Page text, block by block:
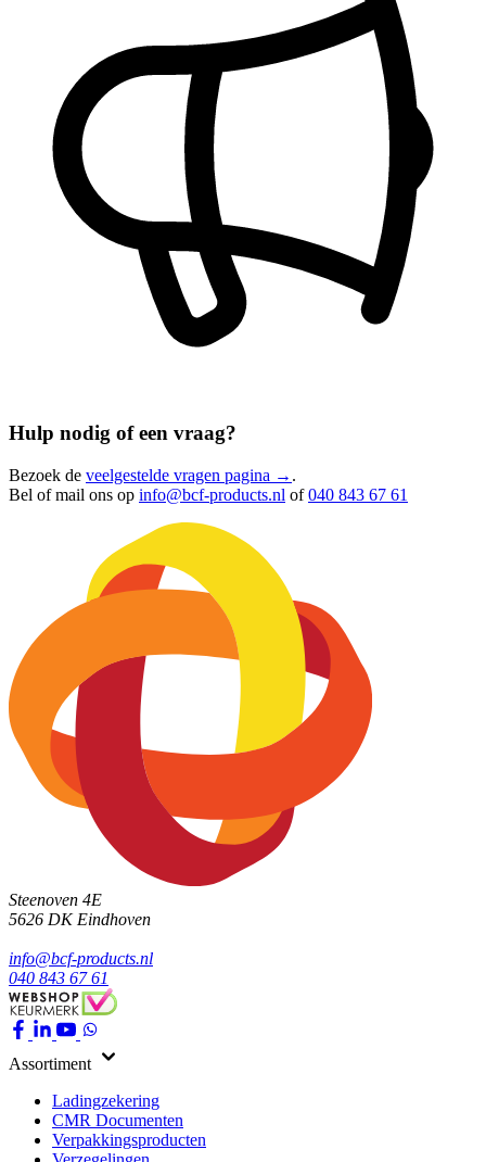
Hulp nodig of een vraag?
Bezoek de veelgestelde vragen pagina → .
Bel of mail ons op info@bcf-products.nl of040 843 67 61
Steenoven 4E
5626 DK Eindhoven
info@bcf-products.nl
040 843 67 61
Assortiment
Ladingzekering
CMR Documenten
Verpakkingsproducten